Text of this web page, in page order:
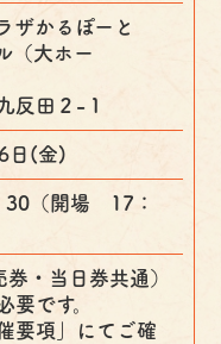
ザかるぽーと
（大ホー
反田２-１
日(金)
30（開場 17：
・当日券共通）
です。
要項」にてご確